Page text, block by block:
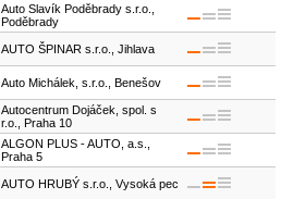
Auto Slavík Poděbrady s.r.o.,
Poděbrady
AUTO ŠPINAR s.r.o., Jihlava
Auto Michálek, s.r.o., Benešov
Autocentrum Dojáček, spol. s
r.o., Praha 10
ALGON PLUS - AUTO, a.s.,
Praha 5
AUTO HRUBÝ s.r.o., Vysoká pec